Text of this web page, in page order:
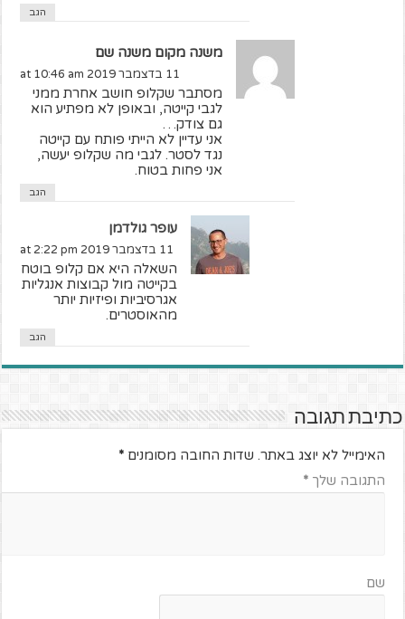
הגב
משנה מקום משנה שם
11 בדצמבר 2019 at 10:46 am
מסתבר שקלופ חושב אחרת ממני
לגבי קייטה, ובאופן לא מפתיע הוא
גם צודק…
אני עדיין לא הייתי פותח עם קייטה
נגד לסטר. לגבי מה שקלופ יעשה,
אני פחות בטוח.
הגב
עופר גולדמן
11 בדצמבר 2019 at 2:22 pm
השאלה היא אם קלופ בוטח
בקייטה מול קבוצות אנגליות
אגרסיביות ופיזיות יותר
מהאוסטרים.
הגב
כתיבת תגובה
האימייל לא יוצג באתר. שדות החובה מסומנים*
התגובה שלך*
שם